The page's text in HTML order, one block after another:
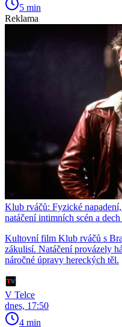
5 min
Reklama
Klub rváčů: Fyzické
natáčení intimních scén a
Kultovní film Klub rváčů s
zákulisí. Natáčení provázely
náročné úpravy hereckých těl.
V Telce
dnes, 17:50
4 min